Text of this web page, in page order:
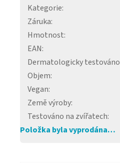
Kategorie:
Záruka:
Hmotnost:
EAN:
Dermatologicky testováno
Objem:
Vegan:
Země výroby:
Testováno na zvířatech:
Položka byla vyprodána…